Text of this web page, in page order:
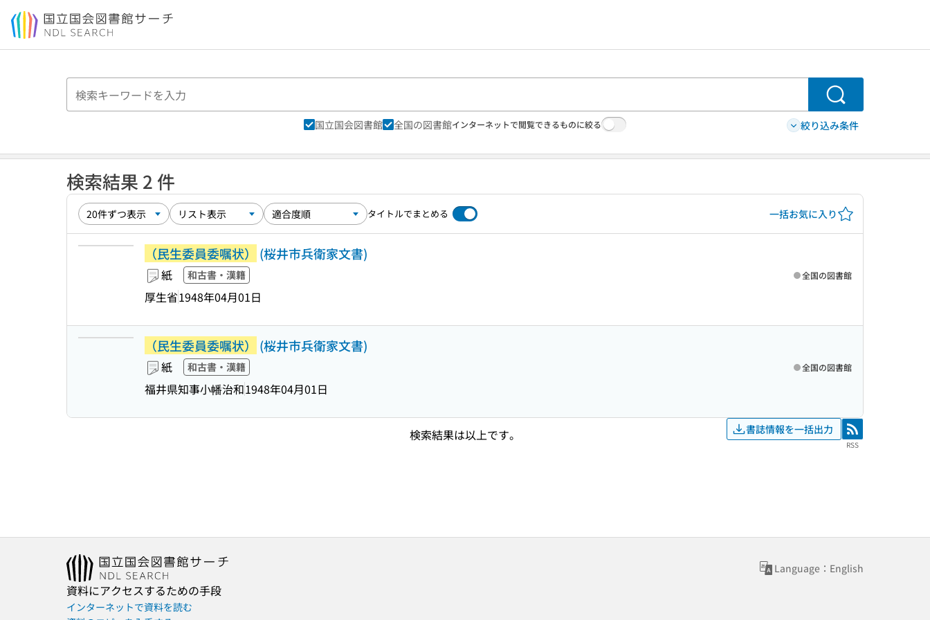
本文へ移動
検索
国立国会図書館 全国の図書館インターネットで閲覧できるものに絞る 絞り込み条件
検索結果 2 件
タイトルでまとめる 一括お気に入り
（民生委員委嘱状） (桜井市兵衛家文書)
紙 和古書・漢籍
厚生省1948年04月01日
全国の図書館
（民生委員委嘱状） (桜井市兵衛家文書)
紙 和古書・漢籍
福井県知事小幡治和1948年04月01日
全国の図書館
検索結果は以上です。 書誌情報を一括出力 RSS
RSS
Language：English
資料にアクセスするための手段
インターネットで資料を読む